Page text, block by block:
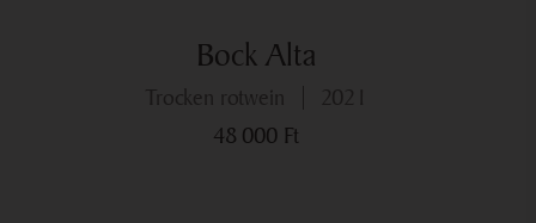
Bock Alta
trocken rotwein
2021
48 000Ft